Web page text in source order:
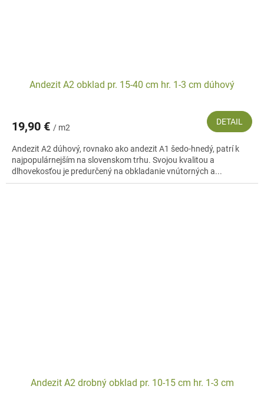
Andezit A2 obklad pr. 15-40 cm hr. 1-3 cm dúhový
19,90 € / m2
DETAIL
Andezit A2 dúhový, rovnako ako andezit A1 šedo-hnedý, patrí k
najpopulárnejším na slovenskom trhu. Svojou kvalitou a
dlhovekosťou je predurčený na obkladanie vnútorných a...
Andezit A2 drobný obklad pr. 10-15 cm hr. 1-3 cm